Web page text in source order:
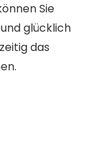
Sie
glücklich
das